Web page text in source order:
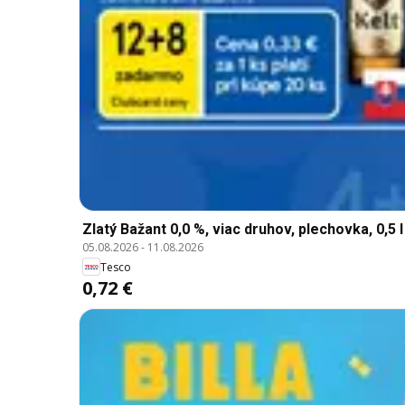
Zlatý Bažant 0,0 %, viac druhov, plechovka, 0,5 l
05.08.2026- 11.08.2026
Tesco
0,72 €